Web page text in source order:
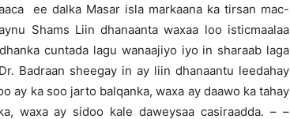
ee dalka Masar isla markaana ka tirsan mac-
Shams Liin dhanaanta waxaa loo isticmaalaa
cuntada lagu wanaajiyo iyo in sharaab laga
Badraan sheegay in ay liin dhanaantu leedahay
ay ka soo jarto balqanka, waxa ay daawo ka tahay
waxa ay sidoo kale daweysaa casiraadda. – –